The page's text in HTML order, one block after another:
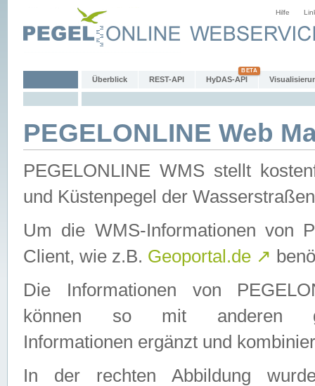
Hilfe
Überblick REST-API HyDAS-API
PEGELONLINE Web
PEGELONLINE WMS stellt
und Küstenpegel der
Um die WMS-Informationen von
Client, wie z.B. Geoportal.de ↗
Die Informationen von
können so mit anderen
Informationen ergänzt und
In der rechten Abbildung